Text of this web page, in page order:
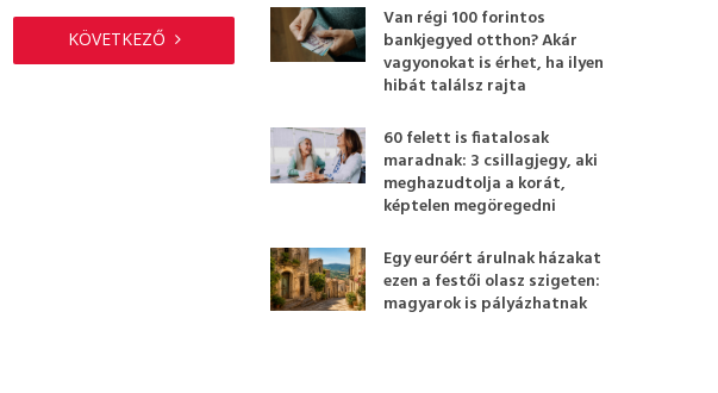
KÖVETKEZŐ
Van régi 100 forintos
bankjegyed otthon? Akár
vagyonokat is érhet, ha ilyen
hibát találsz rajta
60 felett is fiatalosak
maradnak: 3 csillagjegy, aki
meghazudtolja a korát,
képtelen megöregedni
Egy euróért árulnak házakat
ezen a festői olasz szigeten:
magyarok is pályázhatnak